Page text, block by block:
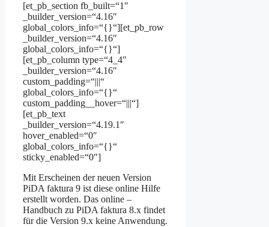
[et_pb_section fb_built=“1″
_builder_version=“4.16″
global_colors_info=“{}“][et_pb_row
_builder_version=“4.16″
global_colors_info=“{}“]
[et_pb_column type=“4_4″
_builder_version=“4.16″
custom_padding=“|||“
global_colors_info=“{}“
custom_padding__hover=“|||“]
[et_pb_text
_builder_version=“4.19.1″
hover_enabled=“0″
global_colors_info=“{}“
sticky_enabled=“0″]
Mit Erscheinen der neuen Version
PiDA faktura 9 ist diese online Hilfe
erstellt worden. Das online –
Handbuch zu PiDA faktura 8.x findet
für die Version 9.x keine Anwendung.